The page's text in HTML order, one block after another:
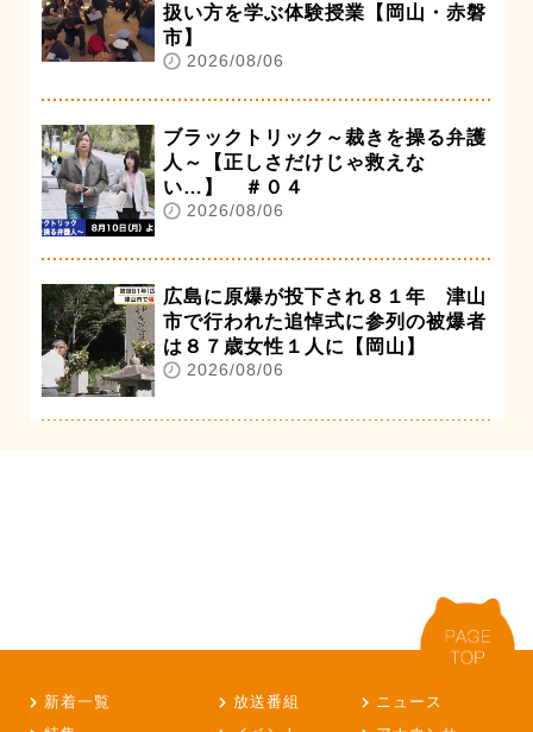
扱い方を学ぶ体験授業【岡山・赤磐
市】
2026/08/06
ブラックトリック～裁きを操る弁護
人～【正しさだけじゃ救えな
い…】 ＃０４
2026/08/06
広島に原爆が投下され８１年 津山
市で行われた追悼式に参列の被爆者
は８７歳女性１人に【岡山】
2026/08/06
新着一覧 放送番組
ニュース